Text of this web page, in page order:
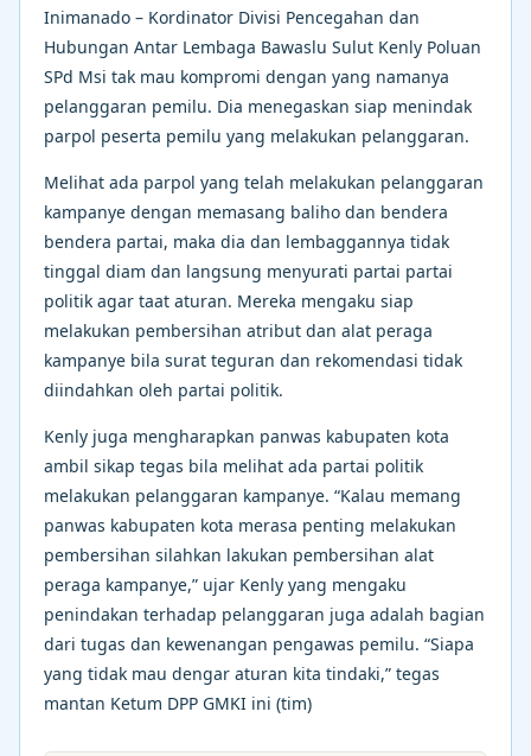
Inimanado – Kordinator Divisi Pencegahan dan
Hubungan Antar Lembaga Bawaslu Sulut Kenly Poluan
SPd Msi tak mau kompromi dengan yang namanya
pelanggaran pemilu. Dia menegaskan siap menindak
parpol peserta pemilu yang melakukan pelanggaran.
Melihat ada parpol yang telah melakukan pelanggaran
kampanye dengan memasang baliho dan bendera
bendera partai, maka dia dan lembaggannya tidak
tinggal diam dan langsung menyurati partai partai
politik agar taat aturan. Mereka mengaku siap
melakukan pembersihan atribut dan alat peraga
kampanye bila surat teguran dan rekomendasi tidak
diindahkan oleh partai politik.
Kenly juga mengharapkan panwas kabupaten kota
ambil sikap tegas bila melihat ada partai politik
melakukan pelanggaran kampanye. “Kalau memang
panwas kabupaten kota merasa penting melakukan
pembersihan silahkan lakukan pembersihan alat
peraga kampanye,” ujar Kenly yang mengaku
penindakan terhadap pelanggaran juga adalah bagian
dari tugas dan kewenangan pengawas pemilu. “Siapa
yang tidak mau dengar aturan kita tindaki,” tegas
mantan Ketum DPP GMKI ini (tim)